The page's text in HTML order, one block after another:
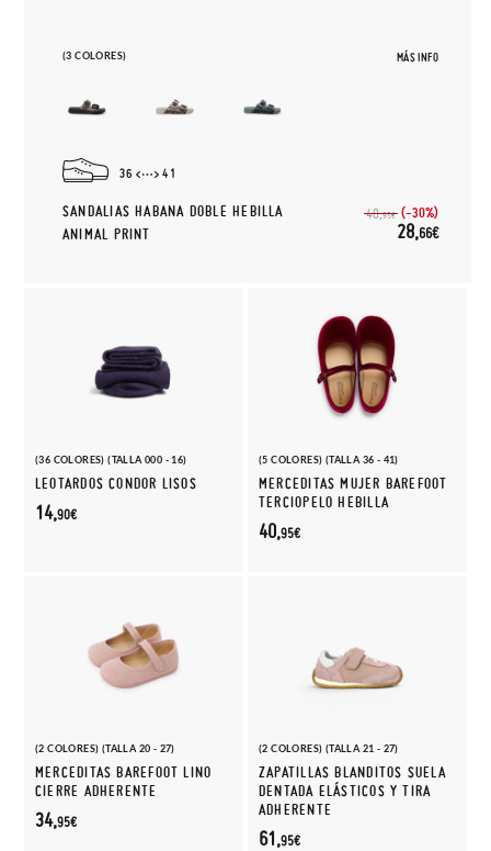
(3 COLORES) MÁS INFO
36 41
SANDALIAS HABANA DOBLE HEBILLA
ANIMAL PRINT
40,95€ (-30%)
28,66€
(36 COLORES) (TALLA 000 - 16)
LEOTARDOS CONDOR LISOS
14,90€
(5 COLORES) (TALLA 36 - 41)
MERCEDITAS MUJER BAREFOOT
TERCIOPELO HEBILLA
40,95€
(2 COLORES) (TALLA 20 - 27)
MERCEDITAS BAREFOOT LINO
CIERRE ADHERENTE
34,95€
(2 COLORES) (TALLA 21 - 27)
ZAPATILLAS BLANDITOS SUELA
DENTADA ELÁSTICOS Y TIRA
ADHERENTE
61,95€